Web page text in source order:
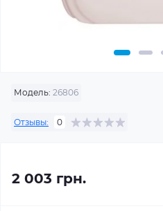
Модель: 26806
Отзывы: 0
2 003 грн.